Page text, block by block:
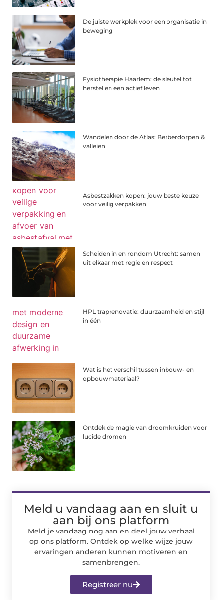
De juiste werkplek voor een organisatie in
beweging
Fysiotherapie Haarlem: de sleutel tot
herstel en een actief leven
Wandelen door de Atlas: Berberdorpen &
valleien
Asbestzakken kopen: jouw beste keuze
voor veilig verpakken
Scheiden in en rondom Utrecht: samen
uit elkaar met regie en respect
HPL traprenovatie: duurzaamheid en stijl
in één
Wat is het verschil tussen inbouw- en
opbouwmateriaal?
Ontdek de magie van droomkruiden voor
lucide dromen
Meld u vandaag aan en sluit u
aan bij ons platform
Meld je vandaag nog aan en deel jouw verhaal
op ons platform. Ontdek op welke wijze jouw
ervaringen anderen kunnen motiveren en
samenbrengen.
Registreer nu